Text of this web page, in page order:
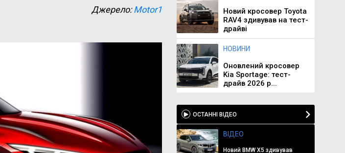
Джерело:Motor1
Новий кросовер Toyota
RAV4 здивував на тест-
драйві
НОВИНИ
Оновлений кросовер
Kia Sportage: тест-
драйв 2026 р...
ОСТАННІ ВІДЕО
ВІДЕО
Новий BMW X5 здивував